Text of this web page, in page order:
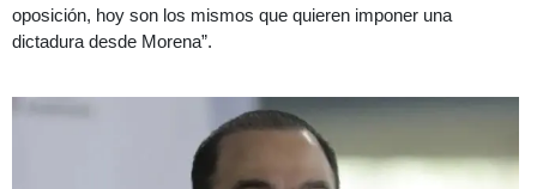
oposición, hoy son los mismos que quieren imponer una
dictadura desde Morena”.